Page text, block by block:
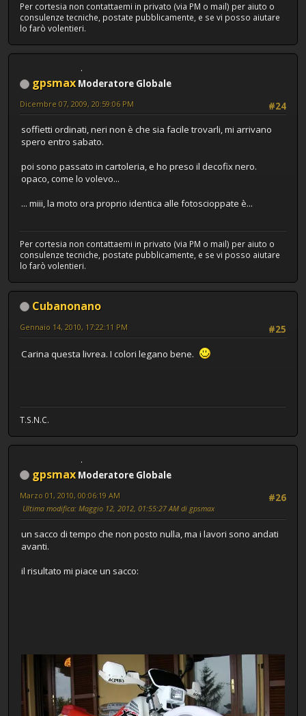
Per cortesia non contattaemi in privato (via PM o mail) per aiuto o
consulenze tecniche, postate pubblicamente, e se vi posso aiutare
lo farò volentieri.
gpsmax Moderatore Globale
#24
Dicembre 07, 2009, 20:59:06 PM
soffietti ordinati, neri non è che sia facile trovarli, mi arrivano
spero entro sabato.
poi sono passato in cartoleria, e ho preso il decofix nero.
opaco, come lo volevo...
... miii, la moto ora proprio identica alle fotoscioppate è...
Per cortesia non contattaemi in privato (via PM o mail) per aiuto o
consulenze tecniche, postate pubblicamente, e se vi posso aiutare
lo farò volentieri.
Cubanonano
#25
Gennaio 14, 2010, 17:22:11 PM
Carina questa livrea. I colori legano bene.
T.S.N.C.
gpsmax Moderatore Globale
#26
Marzo 01, 2010, 00:06:19 AM
Ultima modifica: Maggio 12, 2012, 01:55:27 AM di gpsmax
un sacco di tempo che non posto nulla, ma i lavori sono andati
avanti.
il risultato mi piace un sacco: